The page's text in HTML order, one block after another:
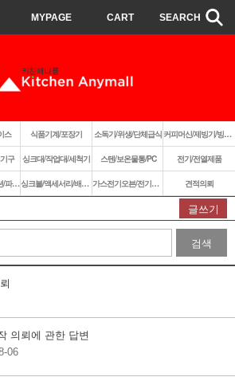
MYPAGE CART SEARCH
스 식품기계/포장기 소독기/위생/단체급식 커피머신/제빙기/빙삭기
구 싱크대/작업대/세척기 스텐/보온물통/PC 전기/전열제품
탁자/의자/파티션/파라솔 싱크볼/액세서리/배수구 가스전기오븐/전기렌지쿡탑/렌지후드 견적의뢰
글쓰기
검색
의뢰에 관한 답변
06